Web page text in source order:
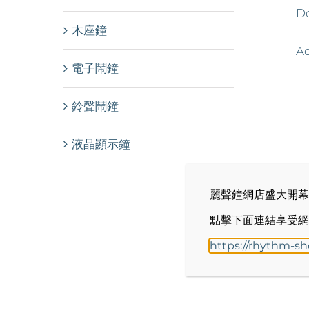
木座鐘
電子鬧鐘
鈴聲鬧鐘
液晶顯示鐘
麗聲鐘網店盛大開
點擊下面連結享受
https://rhythm-